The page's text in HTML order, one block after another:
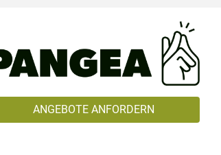
ANGEBOTE ANFORDERN